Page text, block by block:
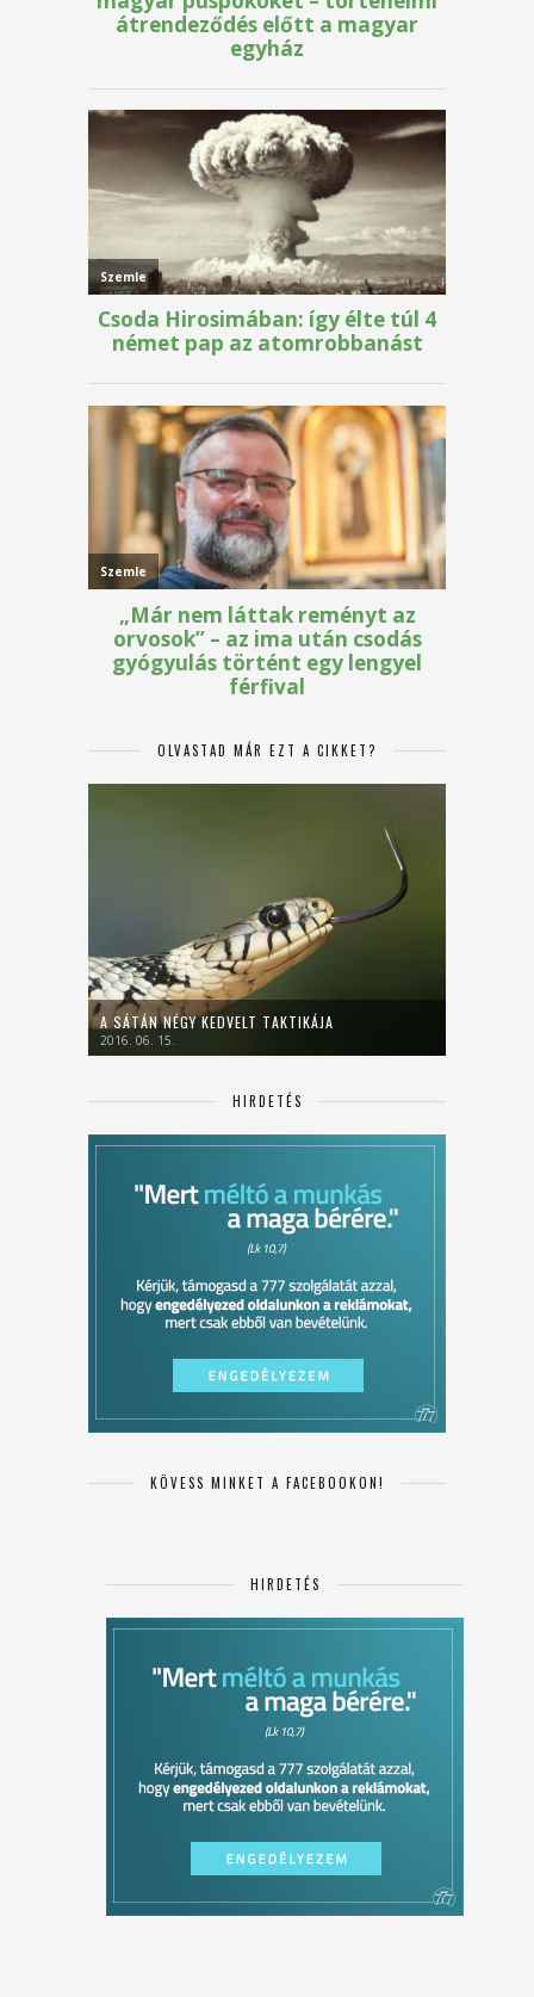
OLVASTAD MÁR EZT A CIKKET?
A SÁTÁN NÉGY KEDVELT TAKTIKÁJA
2016. 06. 15.
HIRDETÉS
KÖVESS MINKET A FACEBOOKON!
HIRDETÉS